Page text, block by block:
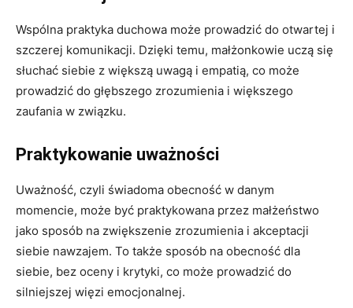
Wspólna praktyka duchowa może prowadzić do otwartej i
szczerej komunikacji. Dzięki temu, małżonkowie uczą się
słuchać siebie z większą uwagą i empatią, co może
prowadzić do głębszego zrozumienia i większego
zaufania w związku.
Praktykowanie uważności
Uważność, czyli świadoma obecność w danym
momencie, może być praktykowana przez małżeństwo
jako sposób na zwiększenie zrozumienia i akceptacji
siebie nawzajem. To także sposób na obecność dla
siebie, bez oceny i krytyki, co może prowadzić do
silniejszej więzi emocjonalnej.